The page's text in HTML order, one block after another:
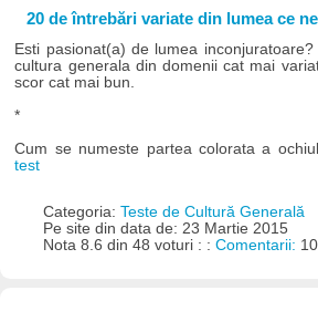
20 de întrebări variate din lumea ce
Esti pasionat(a) de lumea
cultura generala din domenii cat mai
scor cat mai bun.
*
Cum se numeste partea colorata a
test
Categoria: Teste de Cultură Generală
Pe site din data de: 23 Martie 2015
Nota 8.6 din 48 voturi : : Comentarii: 10